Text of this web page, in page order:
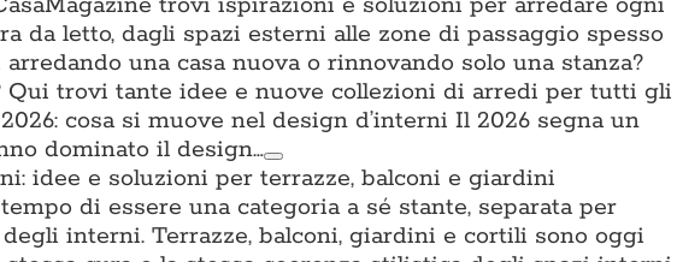
da letto, dagli spazi esterni alle zone di passaggio spesso
una casa nuova o rinnovando solo una stanza?
Qui trovi tante idee e nuove collezioni di arredi per tutti gli
cosa si muove nel design d’interni Il 2026 segna un
dominato il design…
idee e soluzioni per terrazze, balconi e giardini
di essere una categoria a sé stante, separata per
interni. Terrazze, balconi, giardini e cortili sono oggi